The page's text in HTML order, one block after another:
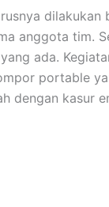
dilakukan
anggota tim.
ada.
portable
dengan kasur